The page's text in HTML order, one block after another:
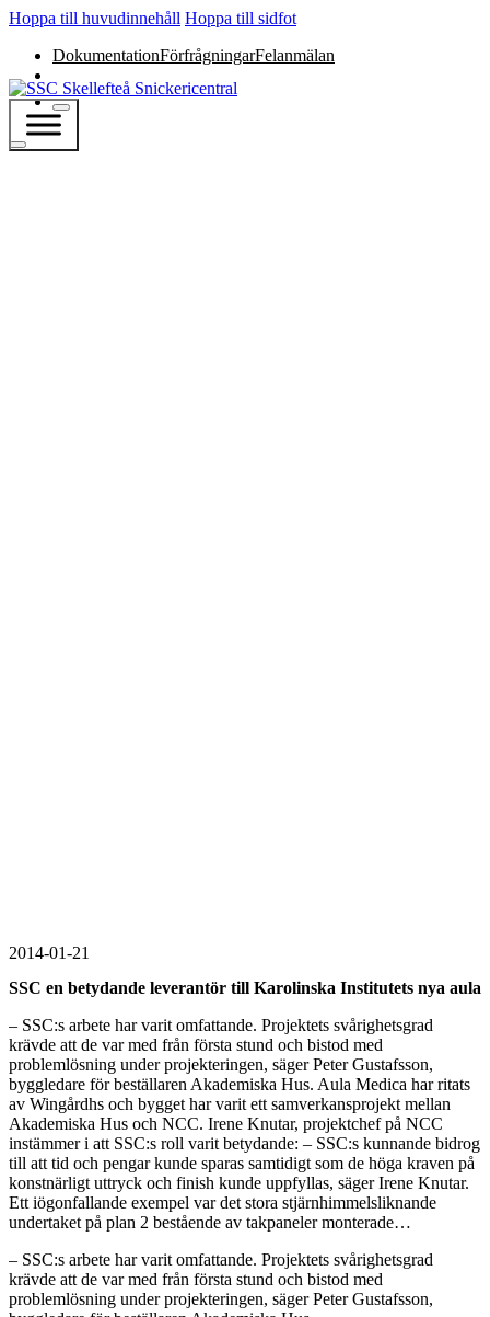
Hoppa till huvudinnehåll Hoppa till sidfot
DokumentationFörfrågningarFelanmälan
2014-01-21
SSC en betydande leverantör till Karolinska Institutets nya aula
– SSC:s arbete har varit omfattande. Projektets svårighetsgrad
krävde att de var med från första stund och bistod med
problemlösning under projekteringen, säger Peter Gustafsson,
byggledare för beställaren Akademiska Hus. Aula Medica har ritats
av Wingårdhs och bygget har varit ett samverkansprojekt mellan
Akademiska Hus och NCC. Irene Knutar, projektchef på NCC
instämmer i att SSC:s roll varit betydande: – SSC:s kunnande bidrog
till att tid och pengar kunde sparas samtidigt som de höga kraven på
konstnärligt uttryck och finish kunde uppfyllas, säger Irene Knutar.
Ett iögonfallande exempel var det stora stjärnhimmelsliknande
undertaket på plan 2 bestående av takpaneler monterade…
– SSC:s arbete har varit omfattande. Projektets svårighetsgrad
krävde att de var med från första stund och bistod med
problemlösning under projekteringen, säger Peter Gustafsson,